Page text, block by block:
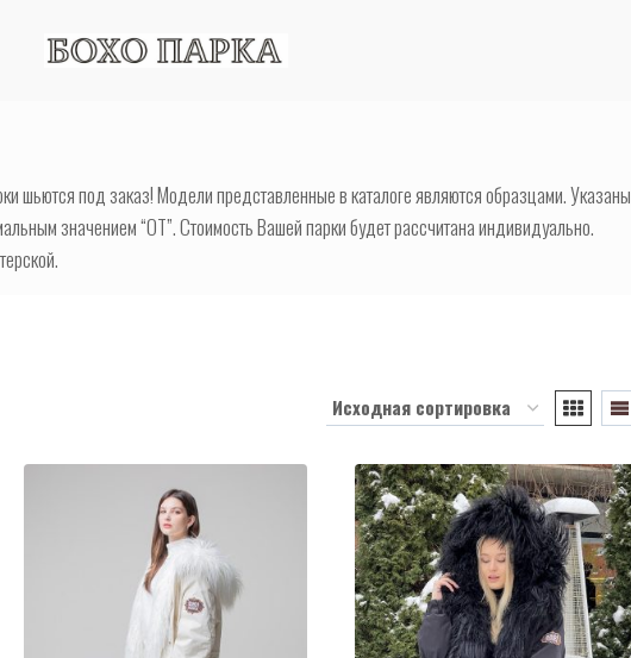
шьются под заказ! Модели представленные в каталоге являются образцами. Указаны
значением “ОТ”. Стоимость Вашей парки будет рассчитана индивидуально.